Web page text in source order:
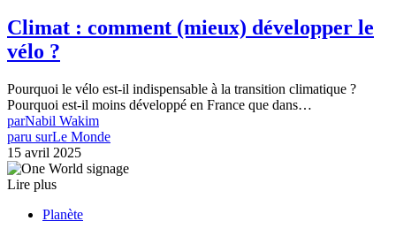
Climat : comment (mieux) développer le
vélo ?
Pourquoi le vélo est-il indispensable à la transition climatique ?
Pourquoi est-il moins développé en France que dans…
parNabil Wakim
paru surLe Monde
15 avril 2025
Lire plus
Planète